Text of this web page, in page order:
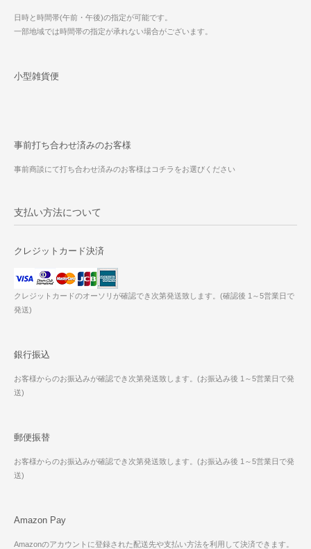
日時と時間帯(午前・午後)の指定が可能です。
一部地域では時間帯の指定が承れない場合がございます。
小型雑貨便
事前打ち合わせ済みのお客様
事前商談にて打ち合わせ済みのお客様はコチラをお選びください
支払い方法について
クレジットカード決済
クレジットカードのオーソリが確認でき次第発送致します。(確認後 1～5営業日で
発送)
銀行振込
お客様からのお振込みが確認でき次第発送致します。(お振込み後 1～5営業日で発
送)
郵便振替
お客様からのお振込みが確認でき次第発送致します。(お振込み後 1～5営業日で発
送)
Amazon Pay
Amazonのアカウントに登録された配送先や支払い方法を利用して決済できます。